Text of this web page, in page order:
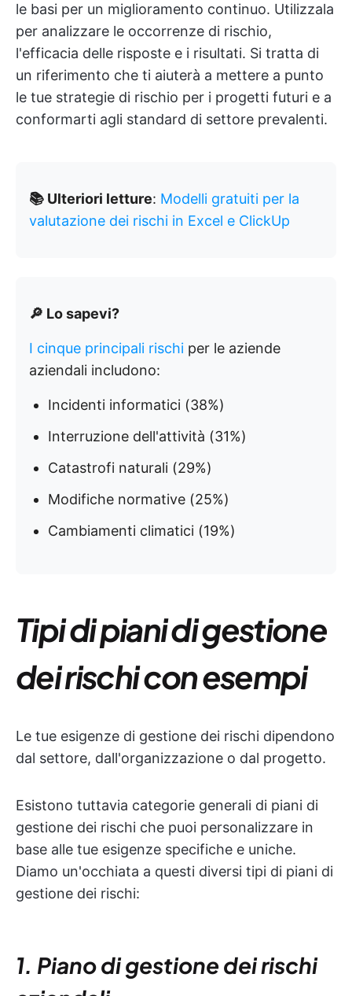
le basi per un miglioramento continuo. Utilizzala
per analizzare le occorrenze di rischio,
l'efficacia delle risposte e i risultati. Si tratta di
un riferimento che ti aiuterà a mettere a punto
le tue strategie di rischio per i progetti futuri e a
conformarti agli standard di settore prevalenti.
📚 Ulteriori letture: Modelli gratuiti per la
valutazione dei rischi in Excel e ClickUp
🔎 Lo sapevi?
I cinque principali rischi per le aziende
aziendali includono:
Incidenti informatici (38%)
Interruzione dell'attività (31%)
Catastrofi naturali (29%)
Modifiche normative (25%)
Cambiamenti climatici (19%)
Tipi di piani di gestione
dei rischi con esempi
Le tue esigenze di gestione dei rischi dipendono
dal settore, dall'organizzazione o dal progetto.
Esistono tuttavia categorie generali di piani di
gestione dei rischi che puoi personalizzare in
base alle tue esigenze specifiche e uniche.
Diamo un'occhiata a questi diversi tipi di piani di
gestione dei rischi:
1. Piano di gestione dei rischi